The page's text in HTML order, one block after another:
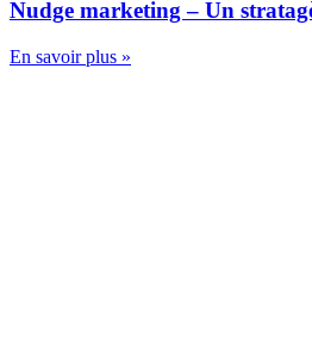
Nudge marketing – Un
En savoir plus »